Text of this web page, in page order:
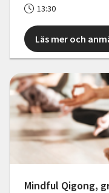
13:30
Läs mer och
Mindful Qigong,